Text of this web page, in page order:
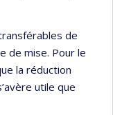
de
de mise. Pour le
la réduction
utile que